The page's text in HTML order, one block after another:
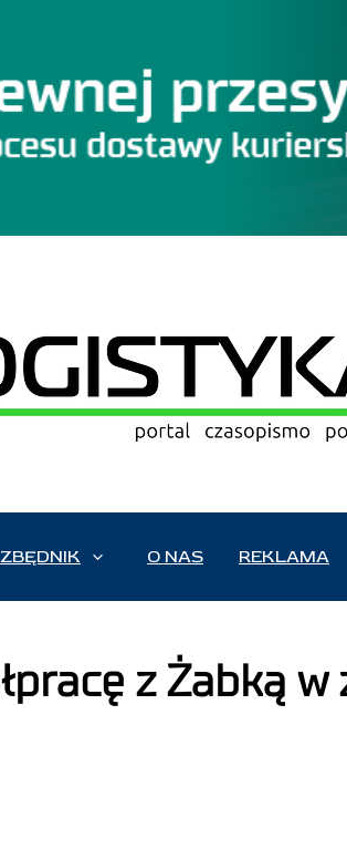
O NAS REKLAMA
z Żabką w